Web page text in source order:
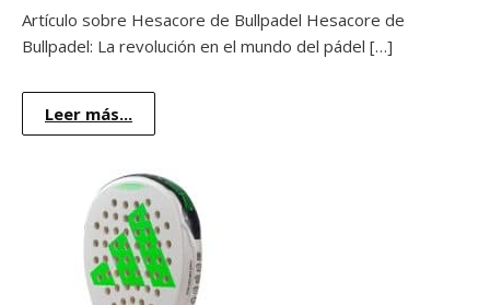
Artículo sobre Hesacore de Bullpadel Hesacore de
Bullpadel: La revolución en el mundo del pádel […]
Leer más...